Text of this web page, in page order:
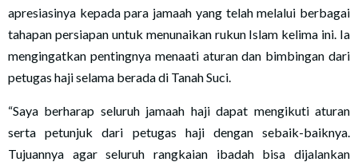
apresiasinya kepada para jamaah yang telah melalui berbagai
tahapan persiapan untuk menunaikan rukun Islam kelima ini. Ia
mengingatkan pentingnya menaati aturan dan bimbingan dari
petugas haji selama berada di Tanah Suci.
“Saya berharap seluruh jamaah haji dapat mengikuti aturan
serta petunjuk dari petugas haji dengan sebaik-baiknya.
Tujuannya agar seluruh rangkaian ibadah bisa dijalankan